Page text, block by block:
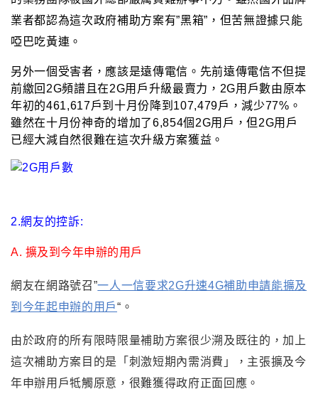
業者都認為這次政府補助方案有”黑箱” ，但苦無證據只能
啞巴吃黃連 。
另外一個受害者 ， 應該是遠傳電信 。 先前遠傳電信不但提
前繳回2G頻譜且在2G用戶升級最賣力 ， 2G用戶數由原本
年初的461,617戶到十月份降到107,479戶 ，減少77% 。
雖然在十月份神奇的增加了6,854個2G用戶 ，但2G用戶
已經大減自然很難在這次升級方案獲益 。
2.網友的控訴:
A. 擴及到今年申辦的用戶
網友在網路號召”一人一信要求2G升速4G補助申請能擴及
到今年起申辦的用戶“ 。
由於政府的所有限時限量補助方案很少溯及既往的 ，加上
這次補助方案目的是
「 刺激短期內需消費 」
，主張擴及今
年申辦用戶牴觸原意 ，很難獲得政府正面回應 。